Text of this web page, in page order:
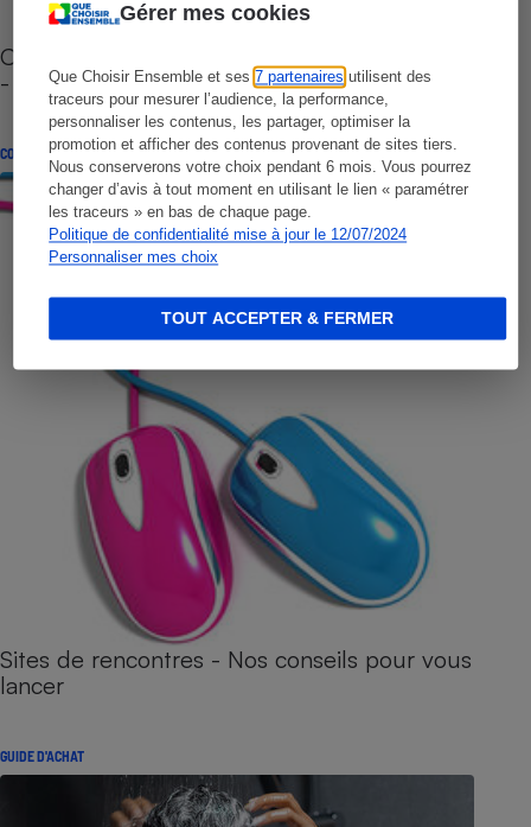
Gérer mes cookies
Que Choisir Ensemble et ses7 partenaires utilisent des
traceurs pour mesurer l’audience, la performance,
personnaliser les contenus, les partager, optimiser la
promotion et afficher des contenus provenant de sites tiers.
Nous conserverons votre choix pendant 6 mois. Vous pourrez
changer d’avis à tout moment en utilisant le lien « paramétrer
les traceurs » en bas de chaque page.
Politique de confidentialité mise à jour le 12/07/2024
Personnaliser mes choix
TOUT ACCEPTER & FERMER
Cafetière à capsules zéro déchet CoffeeB (vidéo)
- Premières impressions
CONSEILS
Sites de rencontres - Nos conseils pour vous
lancer
GUIDE D'ACHAT